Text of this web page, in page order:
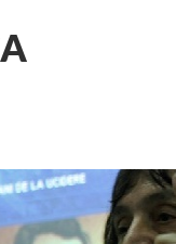
spre desăvârșire.